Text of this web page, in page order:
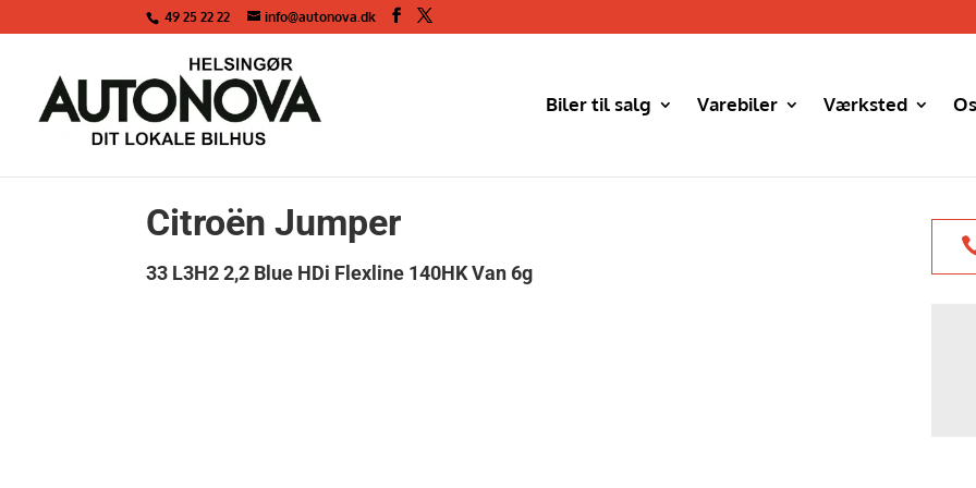
49 25 22 22 info@autonova.dk
Biler til salg Varebiler Værksted
<Tilbage til søgeresultat
Citroën Jumper
33 L3H2 2,2 Blue HDi Flexline 140HK Van 6g